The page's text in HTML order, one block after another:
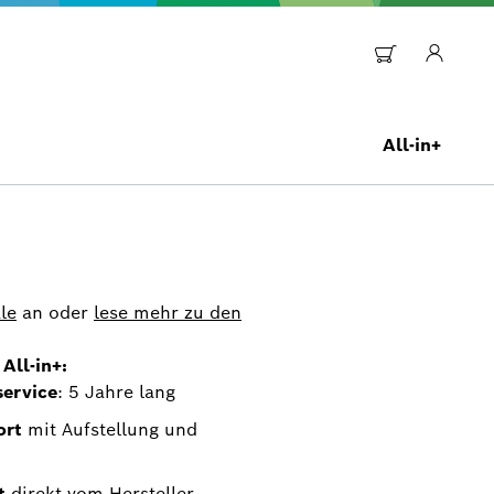
All-in+
an oder lese mehr zu den
in+:
: 5 Jahre lang
mit Aufstellung und